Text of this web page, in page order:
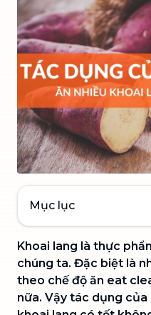
Mục lục
Khoai lang là thực
chúng ta. Đặc biệt là
theo chế độ ăn eat
nữa. Vậy tác dụng của